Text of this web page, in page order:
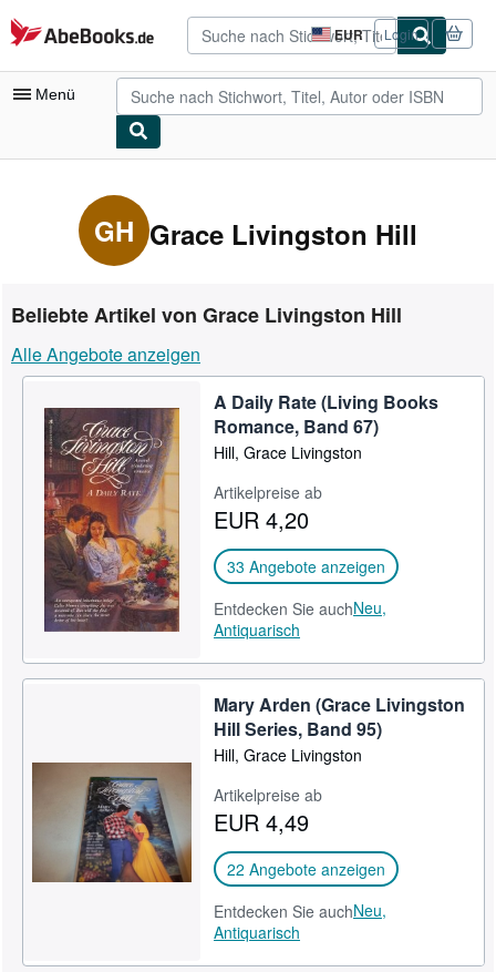
Zum Hauptinhalt
AbeBooks.de EUR
Seite
der
Einkaufseinstellungen.
Login
Menü
Meine Bestellungen
Detailsuche
Kunst & Sammlerstücke
Verkäufer
Verkäufer werden
Hilfe
SCHLIESSEN
GH Grace Livingston Hill
Beliebte Artikel von Grace Livingston Hill
Alle Angebote anzeigen
A Daily Rate (Living Books
Romance, Band 67)
Hill, Grace Livingston
Artikelpreise ab
EUR 4,20
33 Angebote anzeigen
Entdecken Sie auchNeu,
Antiquarisch
Mary Arden (Grace Livingston
Hill Series, Band 95)
Hill, Grace Livingston
Artikelpreise ab
EUR 4,49
22 Angebote anzeigen
Entdecken Sie auchNeu,
Antiquarisch